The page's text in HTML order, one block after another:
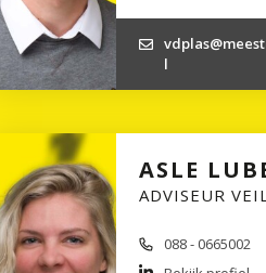
l
ASLE
ADVISEUR
088 - 0665002